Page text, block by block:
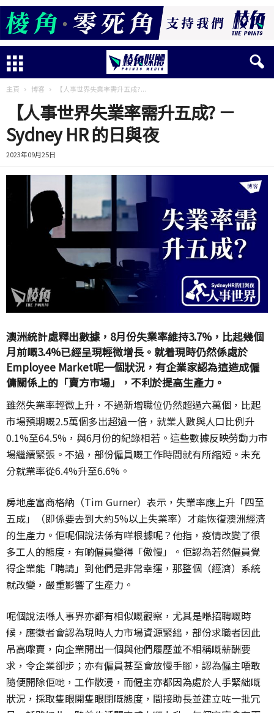
主頁 博客 【人事世界失業率需升五成?...
【人事世界失業率需升五成? －
Sydney HR 的日與夜
2023年09月25日
澳洲統計處釋出數據，8月份失業率維持3.7%，比起幾個
月前嘅3.4%已經呈現輕微增長。就着現時仍然係處於
Employee Market呢一個狀況，有企業家認為這造成僱
傭關係上的「賣方市場」，不利於提高生產力。
雖然失業率輕微上升，不過新增職位仍然超過六萬個，比起
市場預期嘅2.5萬個多出超過一倍，就業人數與人口比例升
0.1%至64.5%，與6月份的紀錄相若。這些數據反映勞動力市
場繼續緊張。不過，部份僱員嘅工作時間就有所縮短。未充
分就業率從6.4%升至6.6%。
房地產富商格納（Tim Gurner）表示，失業率應上升「四至
五成」（即係要去到大約5%以上失業率）才能恢復澳洲經濟
的生產力。佢呢個說法係有咩根據呢？他指，疫情改變了很
多工人的態度，有啲僱員變得「傲慢」。佢認為若然僱員覺
得企業能「聘請」到他們是非常幸運，那整個（經濟）系統
就改變，嚴重影響了生產力。
呢個說法喺人事界亦都有相似嘅觀察，尤其是喺招聘嘅時
候，應徵者會認為現時人力市場資源緊絀，部份求職者因此
吊高嚟賣，向企業開出一個與他們履歷並不相稱嘅薪酬要
求，令企業卻步；亦有僱員甚至會放慢手腳，認為僱主唔敢
隨便開除佢哋，工作散漫，而僱主亦都因為處於人手緊絀嘅
狀況，採取隻眼開隻眼閉嘅態度，間接助長並建立咗一批冗